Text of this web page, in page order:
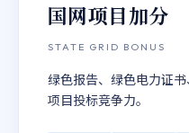
国网项目加分
STATE GRID BONUS
绿色报告、绿色电力证
项目投标竞争力。